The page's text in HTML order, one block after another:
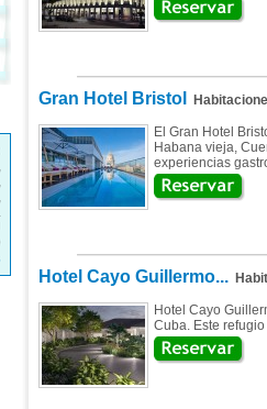
Gran Hotel Bristol
El Gran Hotel
Habana vieja,
experiencias
Hotel Cayo Guillermo...
Hotel Cayo
Cuba. Este